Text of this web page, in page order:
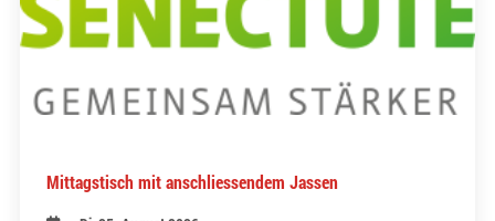
Mittagstisch mit anschliessendem Jassen